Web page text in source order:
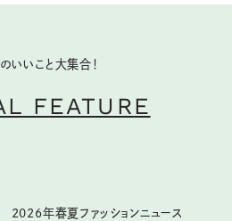
いいこと大集合！
FEATURE
2026年春夏ファッションニュース